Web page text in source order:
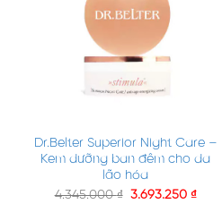
Dr.Belter Superior Night Care –
Kem dưỡng ban đêm cho da
lão hóa
4.345.000₫ 3.693.250 ₫